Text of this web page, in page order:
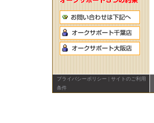
プライバシーポリシー | サイトのご利用
条件